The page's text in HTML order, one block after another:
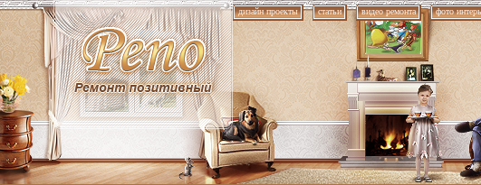
дизайн проекты статьи видео ремонта фото